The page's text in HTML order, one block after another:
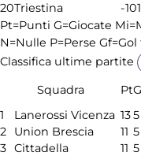
20Triestina -10
Pt=Punti G=Giocate
N=Nulle P=Perse
Classifica ultime partite
Squadra
PtG
1
Lanerossi Vicenza 135
2
Union Brescia 11 5
3 Cittadella 11 5